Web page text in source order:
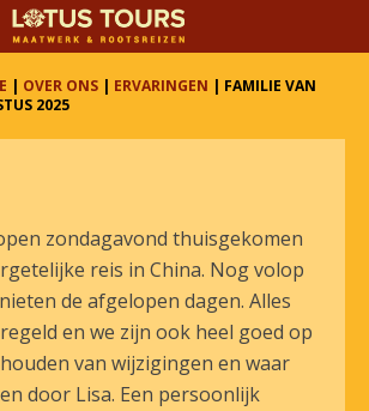
| OVER ONS | ERVARINGEN | FAMILIE VAN
2025
zondagavond thuisgekomen
reis in China. Nog volop
de afgelopen dagen. Alles
en we zijn ook heel goed op
van wijzigingen en waar
door Lisa. Een persoonlijk